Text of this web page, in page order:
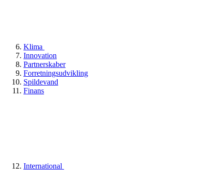
Klima
Innovation
Partnerskaber
Forretningsudvikling
Spildevand
Finans
International